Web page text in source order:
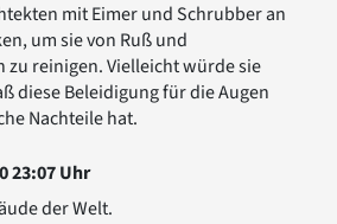
mit Eimer und Schrubber an
um sie von Ruß und
zu reinigen. Vielleicht würde sie
diese Beleidigung für die Augen
Nachteile hat.
23:07 Uhr
der Welt.